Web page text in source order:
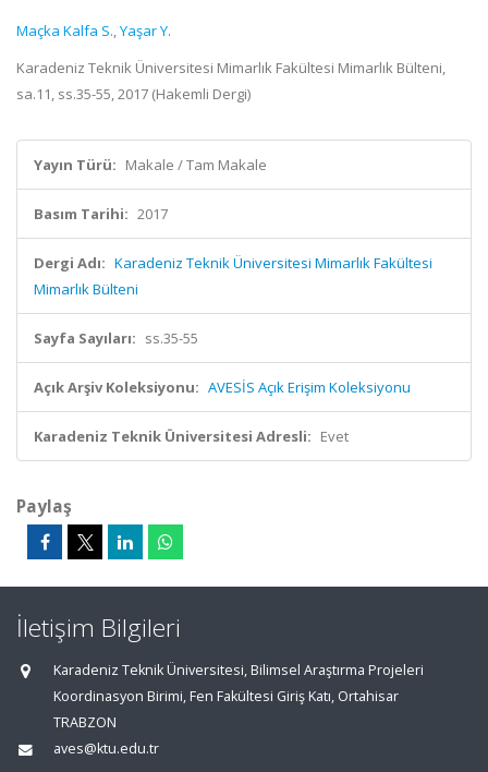
Maçka Kalfa S.,Yaşar Y.
Karadeniz Teknik Üniversitesi Mimarlık Fakültesi Mimarlık Bülteni,
sa.11, ss.35-55, 2017 (Hakemli Dergi)
Yayın Türü: Makale / Tam Makale
Basım Tarihi: 2017
Dergi Adı: Karadeniz Teknik Üniversitesi Mimarlık Fakültesi
Mimarlık Bülteni
Sayfa Sayıları: ss.35-55
Açık Arşiv Koleksiyonu: AVESİS Açık Erişim Koleksiyonu
Karadeniz Teknik Üniversitesi Adresli: Evet
Paylaş
İletişim Bilgileri
Karadeniz Teknik Üniversitesi, Bilimsel Araştırma Projeleri
Koordinasyon Birimi, Fen Fakültesi Giriş Katı, Ortahisar
TRABZON
aves@ktu.edu.tr